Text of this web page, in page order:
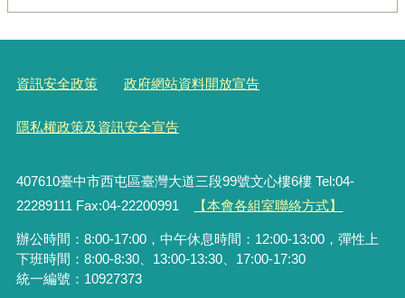
資訊安全政策 政府網站資料開放宣告
隱私權政策及資訊安全宣告
407610臺中市西屯區臺灣大道三段99號文心樓6樓 Tel:04-
22289111 Fax:04-22200991
【本會各組室聯絡方式】
辦公時間：8:00-17:00，中午休息時間：12:00-13:00，彈性上
下班時間：8:00-8:30、13:00-13:30、17:00-17:30
統一編號：10927373